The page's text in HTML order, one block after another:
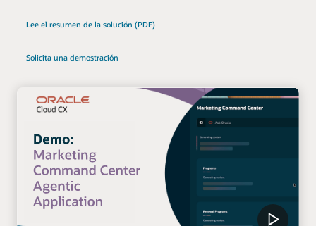
Lee el resumen de la solución (PDF)
Solicita una demostración